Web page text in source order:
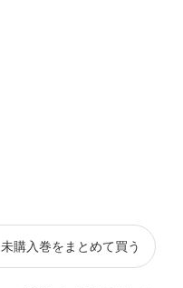
未購入巻をまとめて買う